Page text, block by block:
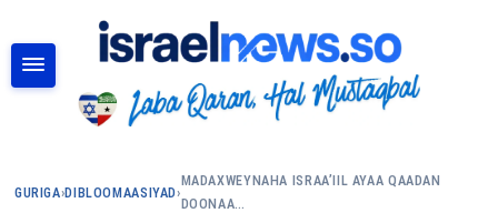
GURIGA›DIBLOOMAASIYAD›
MADAXWEYNAHA ISRAA’IIL AYAA QAADAN
DOONAA…